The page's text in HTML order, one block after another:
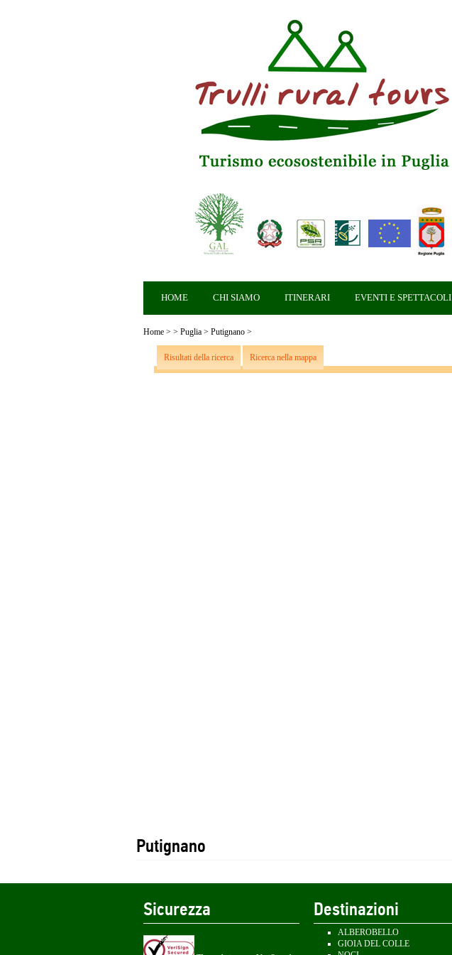
HOME CHI SIAMO ITINERARI EVENTI E SPETTACOLI
Home > > Puglia > Putignano >
Risultati della ricerca Ricerca nella mappa
Putignano
Sicurezza Destinazioni
ALBEROBELLO
GIOIA DEL COLLE